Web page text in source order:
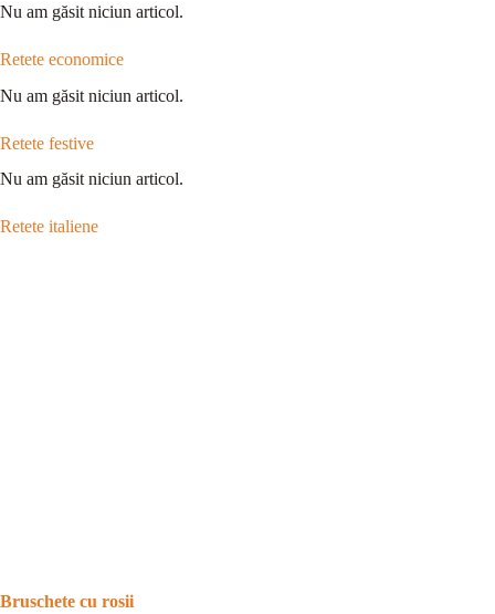
Nu am găsit niciun articol.
Retete economice
Nu am găsit niciun articol.
Retete festive
Nu am găsit niciun articol.
Retete italiene
Bruschete cu rosii